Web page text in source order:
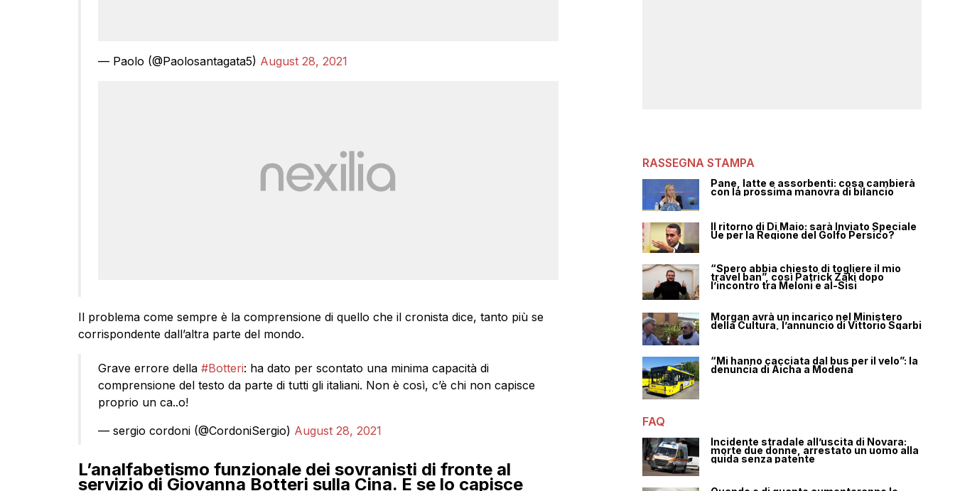
— Paolo (@Paolosantagata5) August 28, 2021
Il problema come sempre è la comprensione di quello che il cronista dice, tanto più se
corrispondente dall’altra parte del mondo.
Grave errore della #Botteri: ha dato per scontato una minima capacità di
comprensione del testo da parte di tutti gli italiani. Non è così, c’è chi non capisce
proprio un ca..o!
— sergio cordoni (@CordoniSergio) August 28, 2021
L’analfabetismo funzionale dei sovranisti di fronte al
servizio di Giovanna Botteri sulla Cina. E se lo capisce
RASSEGNA STAMPA
Pane, latte e assorbenti: cosa cambierà
con la prossima manovra di bilancio
Il ritorno di Di Maio: sarà Inviato Speciale
Ue per la Regione del Golfo Persico?
“Spero abbia chiesto di togliere il mio
travel ban”, così Patrick Zaki dopo
l’incontro tra Meloni e al-Sisi
Morgan avrà un incarico nel Ministero
della Cultura, l’annuncio di Vittorio Sgarbi
“Mi hanno cacciata dal bus per il velo”: la
denuncia di Aicha a Modena
FAQ
Incidente stradale all’uscita di Novara:
morte due donne, arrestato un uomo alla
guida senza patente